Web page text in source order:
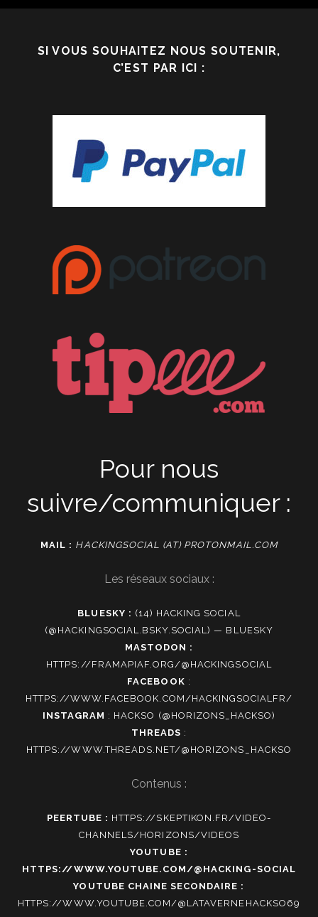
SI VOUS SOUHAITEZ NOUS SOUTENIR,
C’EST PAR ICI :
Pour nous
suivre/communiquer :
MAIL : HACKINGSOCIAL (AT) PROTONMAIL.COM
Les réseaux sociaux :
BLUESKY : (14) HACKING SOCIAL
(@HACKINGSOCIAL.BSKY.SOCIAL) — BLUESKY
MASTODON :
HTTPS://FRAMAPIAF.ORG/@HACKINGSOCIAL
FACEBOOK :
HTTPS://WWW.FACEBOOK.COM/HACKINGSOCIALFR/
INSTAGRAM : HACKSO (@HORIZONS_HACKSO)
THREADS :
HTTPS://WWW.THREADS.NET/@HORIZONS_HACKSO
Contenus :
PEERTUBE : HTTPS://SKEPTIKON.FR/VIDEO-
CHANNELS/HORIZONS/VIDEOS
YOUTUBE :
HTTPS://WWW.YOUTUBE.COM/@HACKING-SOCIAL
YOUTUBE CHAINE SECONDAIRE :
HTTPS://WWW.YOUTUBE.COM/@LATAVERNEHACKSO69